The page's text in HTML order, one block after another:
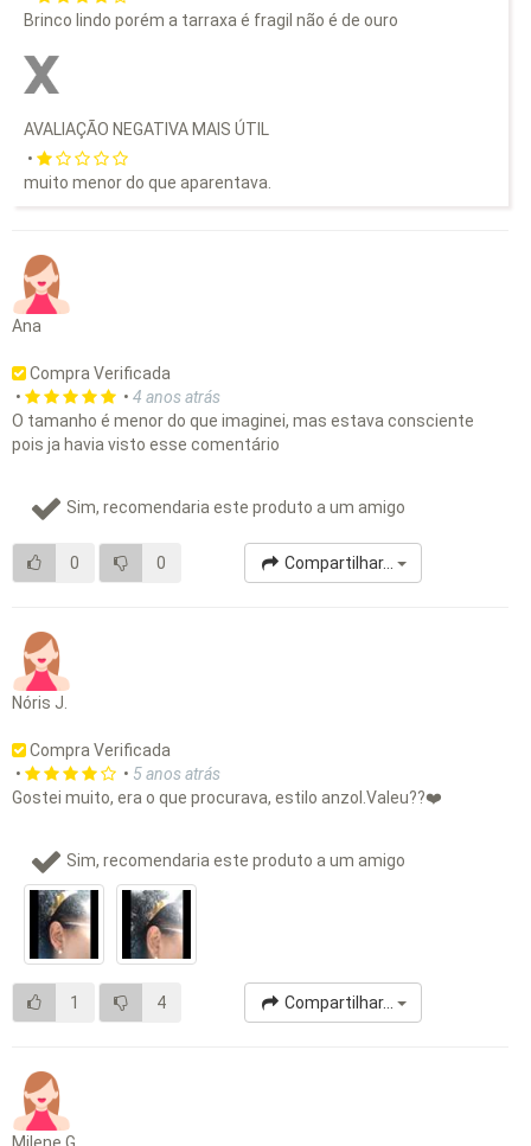
Brinco lindo porém a tarraxa é fragil não é de ouro
AVALIAÇÃO NEGATIVA MAIS ÚTIL
•
muito menor do que aparentava.
Ana
Compra Verificada
•
• 4 anos atrás
O tamanho é menor do que imaginei, mas estava consciente
pois ja havia visto esse comentário
Sim, recomendaria este produto a um amigo
0 0 Compartilhar...
Nóris J.
Compra Verificada
•
• 5 anos atrás
Gostei muito, era o que procurava, estilo anzol.Valeu??❤️
Sim, recomendaria este produto a um amigo
1 4 Compartilhar...
Milene G.